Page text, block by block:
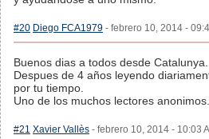
#20 Diego FCA1979 - febrero 10, 2014 -
Buenos dias a todos desde Catalunya.
Despues de 4 años leyendo
por tu tiempo.
Uno de los muchos lectores anonimos.
#21 Xavier Vallès - febrero 10, 2014 - 10:03